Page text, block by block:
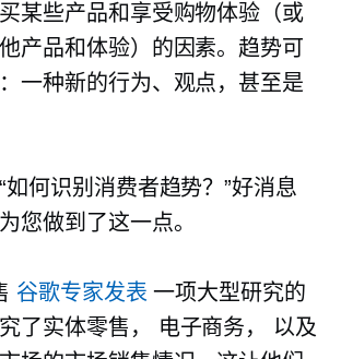
某些产品和享受购物体验（或
产品和体验）的因素。趋势可
一种新的行为、观点，甚至是
如何识别消费者趋势？”好消息
您做到了这一点。
谷歌专家发表 一项大型研究的
了实体零售，
电子商务，
以及